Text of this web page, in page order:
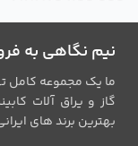
نیم نگاهی به
ما یک مجموعه کامل
بهترین برند های